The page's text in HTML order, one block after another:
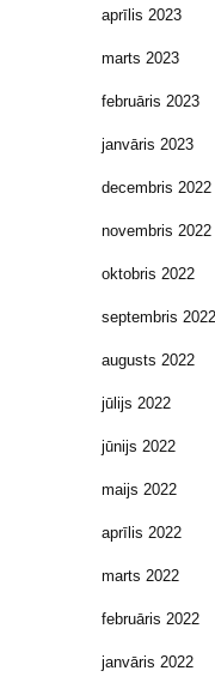
aprīlis 2023
marts 2023
februāris 2023
janvāris 2023
decembris 2022
novembris 2022
oktobris 2022
septembris 2022
augusts 2022
jūlijs 2022
jūnijs 2022
maijs 2022
aprīlis 2022
marts 2022
februāris 2022
janvāris 2022